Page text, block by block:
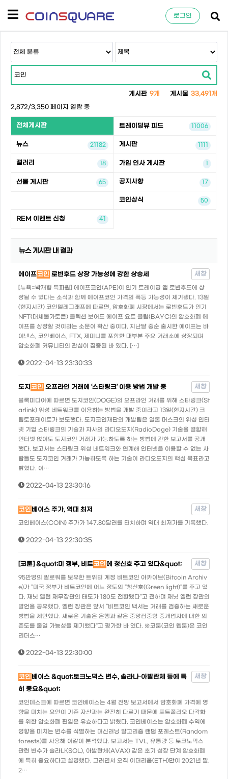
로그인
게시판 9개 게시물 33,491개
2,872/3,350 페이지 열람 중
전체게시판 트레이딩뷰 피드 11006
뉴스 21182 게시판 1111
갤러리 18 가입 인사 게시판 1
선물 게시판 65 공지사항 17
코인상식 50
REM 이벤트 신청 41
뉴스 게시판 내 결과
에이프코인 로빈후드 상장 가능성에 강한 상승세 새창
[뉴욕=박재형 특파원] 에이프코인(APE)이 인기 트레이딩 앱 로빈후드에 상
장될 수 있다는 소식과 함께 에이프코인 가격의 폭등 가능성이 제기됐다. 13일
(현지시간) 코인텔레그래프에 따르면, 암호화폐 시장에서는 로빈후드가 인기
NFT(대체불가토큰) 콜렉션 보어드 에이프 요트 클럽(BAYC)의 암호화폐 에
이프를 상장할 것이라는 소문이 확산 중이다. 지난달 중순 출시한 에이프는 바
이낸스, 코인베이스, FTX, 제미니를 포함한 대부분 주요 거래소에 상장되며
암호화폐 커뮤니티의 관심이 집중된 바 있다. […]
2022-04-13 23:30:33
도지 코인 오프라인 거래에 ‘스타링크’ 이용 방법 개발 중 새창
블록미디어에 따르면 도지코인(DOGE)의 오프라인 거래를 위해 스타링크(St
arlink) 위성 네트워크를 이용하는 방법을 개발 중이라고 13일(현지시간) 크
립토포테이토가 보도했다. 도지코인재단의 개발팀은 일론 머스크의 위성 인터
넷 기업 스타링크의 기술과 자사의 라디오도지(RadioDoge) 기술을 결합해
인터넷 없이도 도지코인 거래가 가능하도록 하는 방법에 관한 보고서를 공개
했다. 보고서는 스타링크 위성 네트워크와 연계해 인터넷을 이용할 수 없는 사
람들도 도지코인 거래가 가능하도록 하는 기술이 라디오도지의 핵심 목표라고
밝혔다. 이…
2022-04-13 23:30:16
코인 베이스 주가, 역대 최저 새창
코인베이스(COIN) 주가가 147.80달러를 터치하며 역대 최저가를 기록했다.
2022-04-13 22:30:35
[코툰] &quot;미 정부, 비트코인에 청신호 주고 있다&quot; 새창
95만명의 팔로워를 보유한 트위터 계정 비트코인 아카이브(Bitcoin Archiv
e)가 "미국 정부가 비트코인에 어느 정도의 "청신호(Green light)"를 주고 있
다. 재닛 옐런 재무장관의 태도가 180도 전환됐다"고 전하며 재닛 옐런 장관의
발언을 공유했다. 옐런 장관은 앞서 "비트코인 백서는 거래를 검증하는 새로운
방법을 제안했다. 새로운 기술은 은행과 같은 중앙집중형 중개업자에 대한 의
존도를 줄일 가능성을 제기했다"고 평가한 바 있다. ※코툰(코인 웹툰)은 코인
리더스…
2022-04-13 22:30:00
코인 베이스 &quot;토크노믹스 변수, 솔라나·아발란체 등에 특
히 중요&quot;
새창
코인데스크에 따르면 코인베이스는 4월 전망 보고서에서 암호화폐 가격에 영
향을 미치는 요인이 기존 자산과는 완전히 다르기 때문에 포트폴리오 다각화
를 위한 암호화폐 편입은 유효하다고 밝혔다. 코인베이스는 암호화폐 수익에
영향을 미치는 변수를 식별하는 머신러닝 알고리즘 랜덤 포레스트(Random
forests)를 사용해 이같이 분석했다. 보고서는 TVL, 유통량 등 토크노믹스
관련 변수가 솔라나(SOL), 아발란체(AVAX) 같은 초기 성장 단계 암호화폐
에 특히 중요하다고 설명했다. 그러면서 오직 이더리움(ETH)만이 2021년 말,
2…